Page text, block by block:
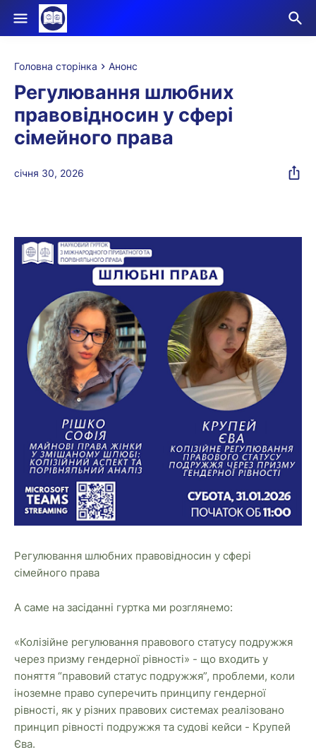
Головна сторінка Анонс
Регулювання шлюбних
правовідносин у сфері
сімейного права
січня 30, 2026
Регулювання шлюбних правовідносин у сфері
сімейного права
А саме на засіданні гуртка ми розглянемо:
«Колізійне регулювання правового статусу подружжя
через призму гендерної рівності» - що входить у
поняття “правовий статус подружжя”, проблеми, коли
іноземне право суперечить принципу гендерної
рівності, як у різних правових системах реалізовано
принцип рівності подружжя та судові кейси - Крупей
Єва.